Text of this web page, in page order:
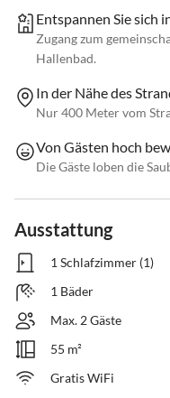
Entspannen Sie sich
Zugang zum
Hallenbad.
In der Nähe des
Nur 400 Meter vom
Von Gästen hoch
Die Gäste loben die
Ausstattung
1 Schlafzimmer (1)
1 Bäder
Max. 2 Gäste
55 m²
Gratis WiFi